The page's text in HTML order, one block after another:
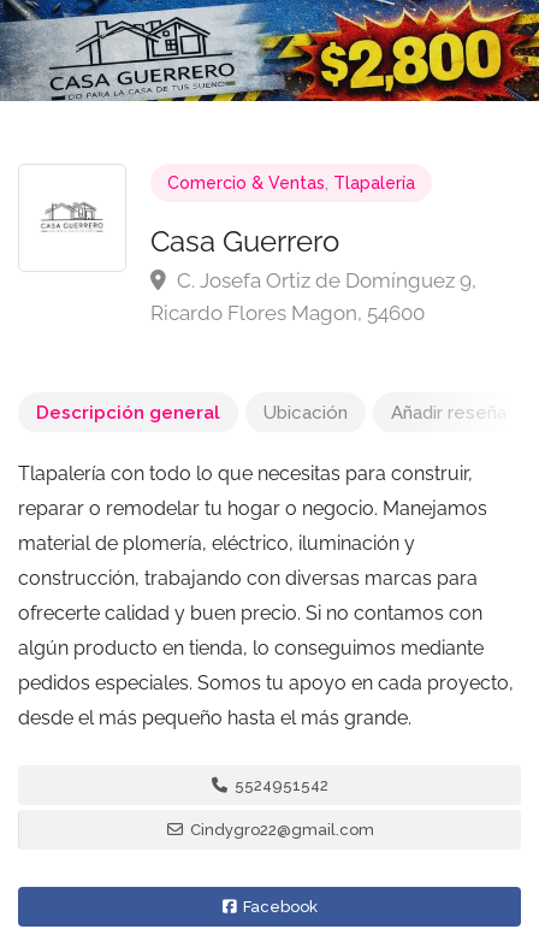
Comercio & Ventas Tlapalería
Casa Guerrero
C. Josefa Ortiz de Domínguez 9,
Ricardo Flores Magon, 54600
Descripción general Ubicación Añadir reseña
Tlapalería con todo lo que necesitas para construir,
reparar o remodelar tu hogar o negocio. Manejamos
material de plomería, eléctrico, iluminación y
construcción, trabajando con diversas marcas para
ofrecerte calidad y buen precio. Si no contamos con
algún producto en tienda, lo conseguimos mediante
pedidos especiales. Somos tu apoyo en cada proyecto,
desde el más pequeño hasta el más grande.
5524951542
Cindygro22@gmail.com
Facebook